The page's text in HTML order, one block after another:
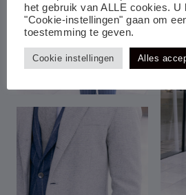
het gebruik van ALLE cookies. U
"Cookie-instellingen" gaan om
toestemming te geven.
Cookie instellingen Alles